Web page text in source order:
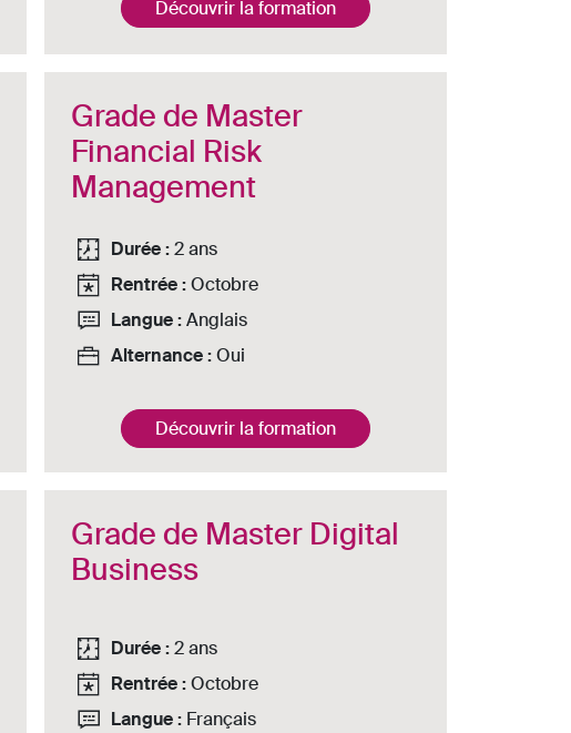
Découvrir la formation
Grade de Master
Financial Risk
Management
Durée : 2 ans
Rentrée : Octobre
Langue : Anglais
Alternance : Oui
Découvrir la formation
Grade de Master Digital
Business
Durée : 2 ans
Rentrée : Octobre
Langue : Français